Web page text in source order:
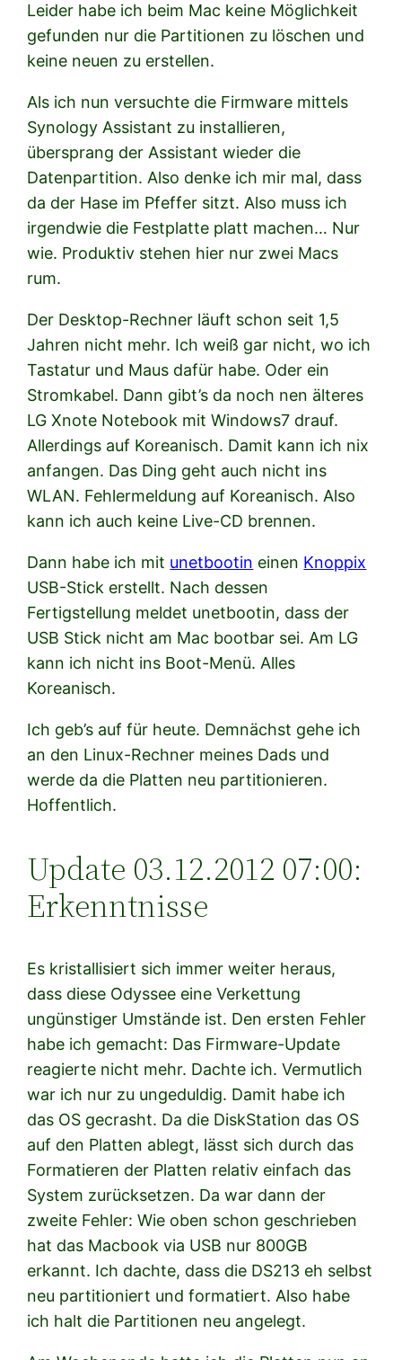
Leider habe ich beim Mac keine Möglichkeit
gefunden nur die Partitionen zu löschen und
keine neuen zu erstellen.
Als ich nun versuchte die Firmware mittels
Synology Assistant zu installieren,
übersprang der Assistant wieder die
Datenpartition. Also denke ich mir mal, dass
da der Hase im Pfeffer sitzt. Also muss ich
irgendwie die Festplatte platt machen… Nur
wie. Produktiv stehen hier nur zwei Macs
rum.
Der Desktop-Rechner läuft schon seit 1,5
Jahren nicht mehr. Ich weiß gar nicht, wo ich
Tastatur und Maus dafür habe. Oder ein
Stromkabel. Dann gibt’s da noch nen älteres
LG Xnote Notebook mit Windows7 drauf.
Allerdings auf Koreanisch. Damit kann ich nix
anfangen. Das Ding geht auch nicht ins
WLAN. Fehlermeldung auf Koreanisch. Also
kann ich auch keine Live-CD brennen.
Dann habe ich mit unetbootin einen Knoppix
USB-Stick erstellt. Nach dessen
Fertigstellung meldet unetbootin, dass der
USB Stick nicht am Mac bootbar sei. Am LG
kann ich nicht ins Boot-Menü. Alles
Koreanisch.
Ich geb’s auf für heute. Demnächst gehe ich
an den Linux-Rechner meines Dads und
werde da die Platten neu partitionieren.
Hoffentlich.
Update 03.12.2012 07:00:
Erkenntnisse
Es kristallisiert sich immer weiter heraus,
dass diese Odyssee eine Verkettung
ungünstiger Umstände ist. Den ersten Fehler
habe ich gemacht: Das Firmware-Update
reagierte nicht mehr. Dachte ich. Vermutlich
war ich nur zu ungeduldig. Damit habe ich
das OS gecrasht. Da die DiskStation das OS
auf den Platten ablegt, lässt sich durch das
Formatieren der Platten relativ einfach das
System zurücksetzen. Da war dann der
zweite Fehler: Wie oben schon geschrieben
hat das Macbook via USB nur 800GB
erkannt. Ich dachte, dass die DS213 eh selbst
neu partitioniert und formatiert. Also habe
ich halt die Partitionen neu angelegt.